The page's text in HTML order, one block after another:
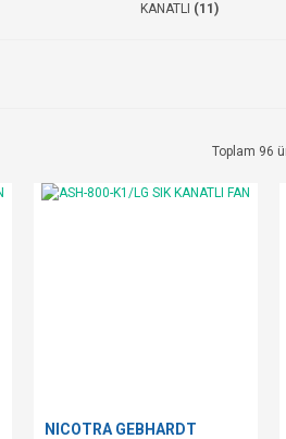
KANATLI (11)
Toplam 96
NICOTRA GEBHARDT